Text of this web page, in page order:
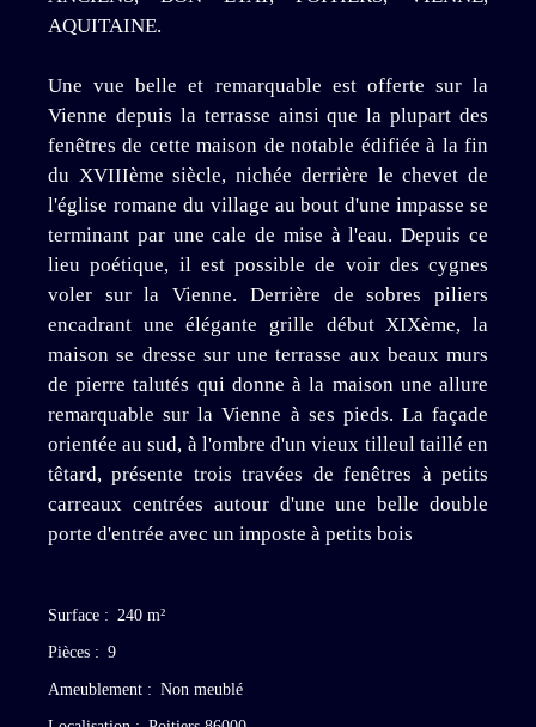
AQUITAINE.
Une vue belle et remarquable est offerte sur la
Vienne depuis la terrasse ainsi que la plupart des
fenêtres de cette maison de notable édifiée à la fin
du XVIIIème siècle, nichée derrière le chevet de
l'église romane du village au bout d'une impasse se
terminant par une cale de mise à l'eau. Depuis ce
lieu poétique, il est possible de voir des cygnes
voler sur la Vienne. Derrière de sobres piliers
encadrant une élégante grille début XIXème, la
maison se dresse sur une terrasse aux beaux murs
de pierre talutés qui donne à la maison une allure
remarquable sur la Vienne à ses pieds. La façade
orientée au sud, à l'ombre d'un vieux tilleul taillé en
têtard, présente trois travées de fenêtres à petits
carreaux centrées autour d'une une belle double
porte d'entrée avec un imposte à petits bois
Surface : 240 m²
Pièces : 9
Ameublement : Non meublé